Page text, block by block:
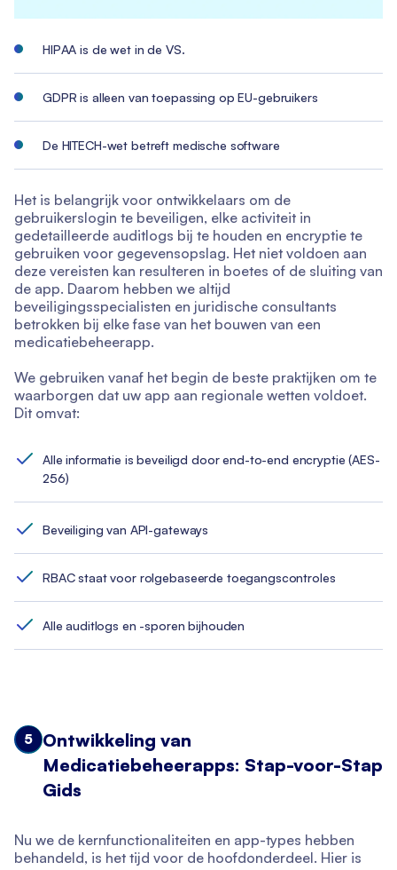
HIPAA is de wet in de VS.
GDPR is alleen van toepassing op EU-gebruikers
De HITECH-wet betreft medische software
Het is belangrijk voor ontwikkelaars om de
gebruikerslogin te beveiligen, elke activiteit in
gedetailleerde auditlogs bij te houden en encryptie te
gebruiken voor gegevensopslag. Het niet voldoen aan
deze vereisten kan resulteren in boetes of de sluiting van
de app. Daarom hebben we altijd
beveiligingsspecialisten en juridische consultants
betrokken bij elke fase van het bouwen van een
medicatiebeheerapp.
We gebruiken vanaf het begin de beste praktijken om te
waarborgen dat uw app aan regionale wetten voldoet.
Dit omvat:
Alle informatie is beveiligd door end-to-end encryptie (AES-
256)
Beveiliging van API-gateways
RBAC staat voor rolgebaseerde toegangscontroles
Alle auditlogs en -sporen bijhouden
5
Ontwikkeling van
Medicatiebeheerapps: Stap-voor-Stap
Gids
Nu we de kernfunctionaliteiten en app-types hebben
behandeld, is het tijd voor de hoofdonderdeel. Hier is